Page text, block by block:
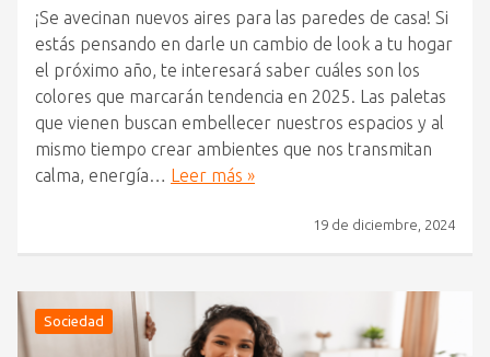
¡Se avecinan nuevos aires para las paredes de casa! Si
estás pensando en darle un cambio de look a tu hogar
el próximo año, te interesará saber cuáles son los
colores que marcarán tendencia en 2025. Las paletas
que vienen buscan embellecer nuestros espacios y al
mismo tiempo crear ambientes que nos transmitan
calma, energía…
Leer más »
19 de diciembre, 2024
Sociedad